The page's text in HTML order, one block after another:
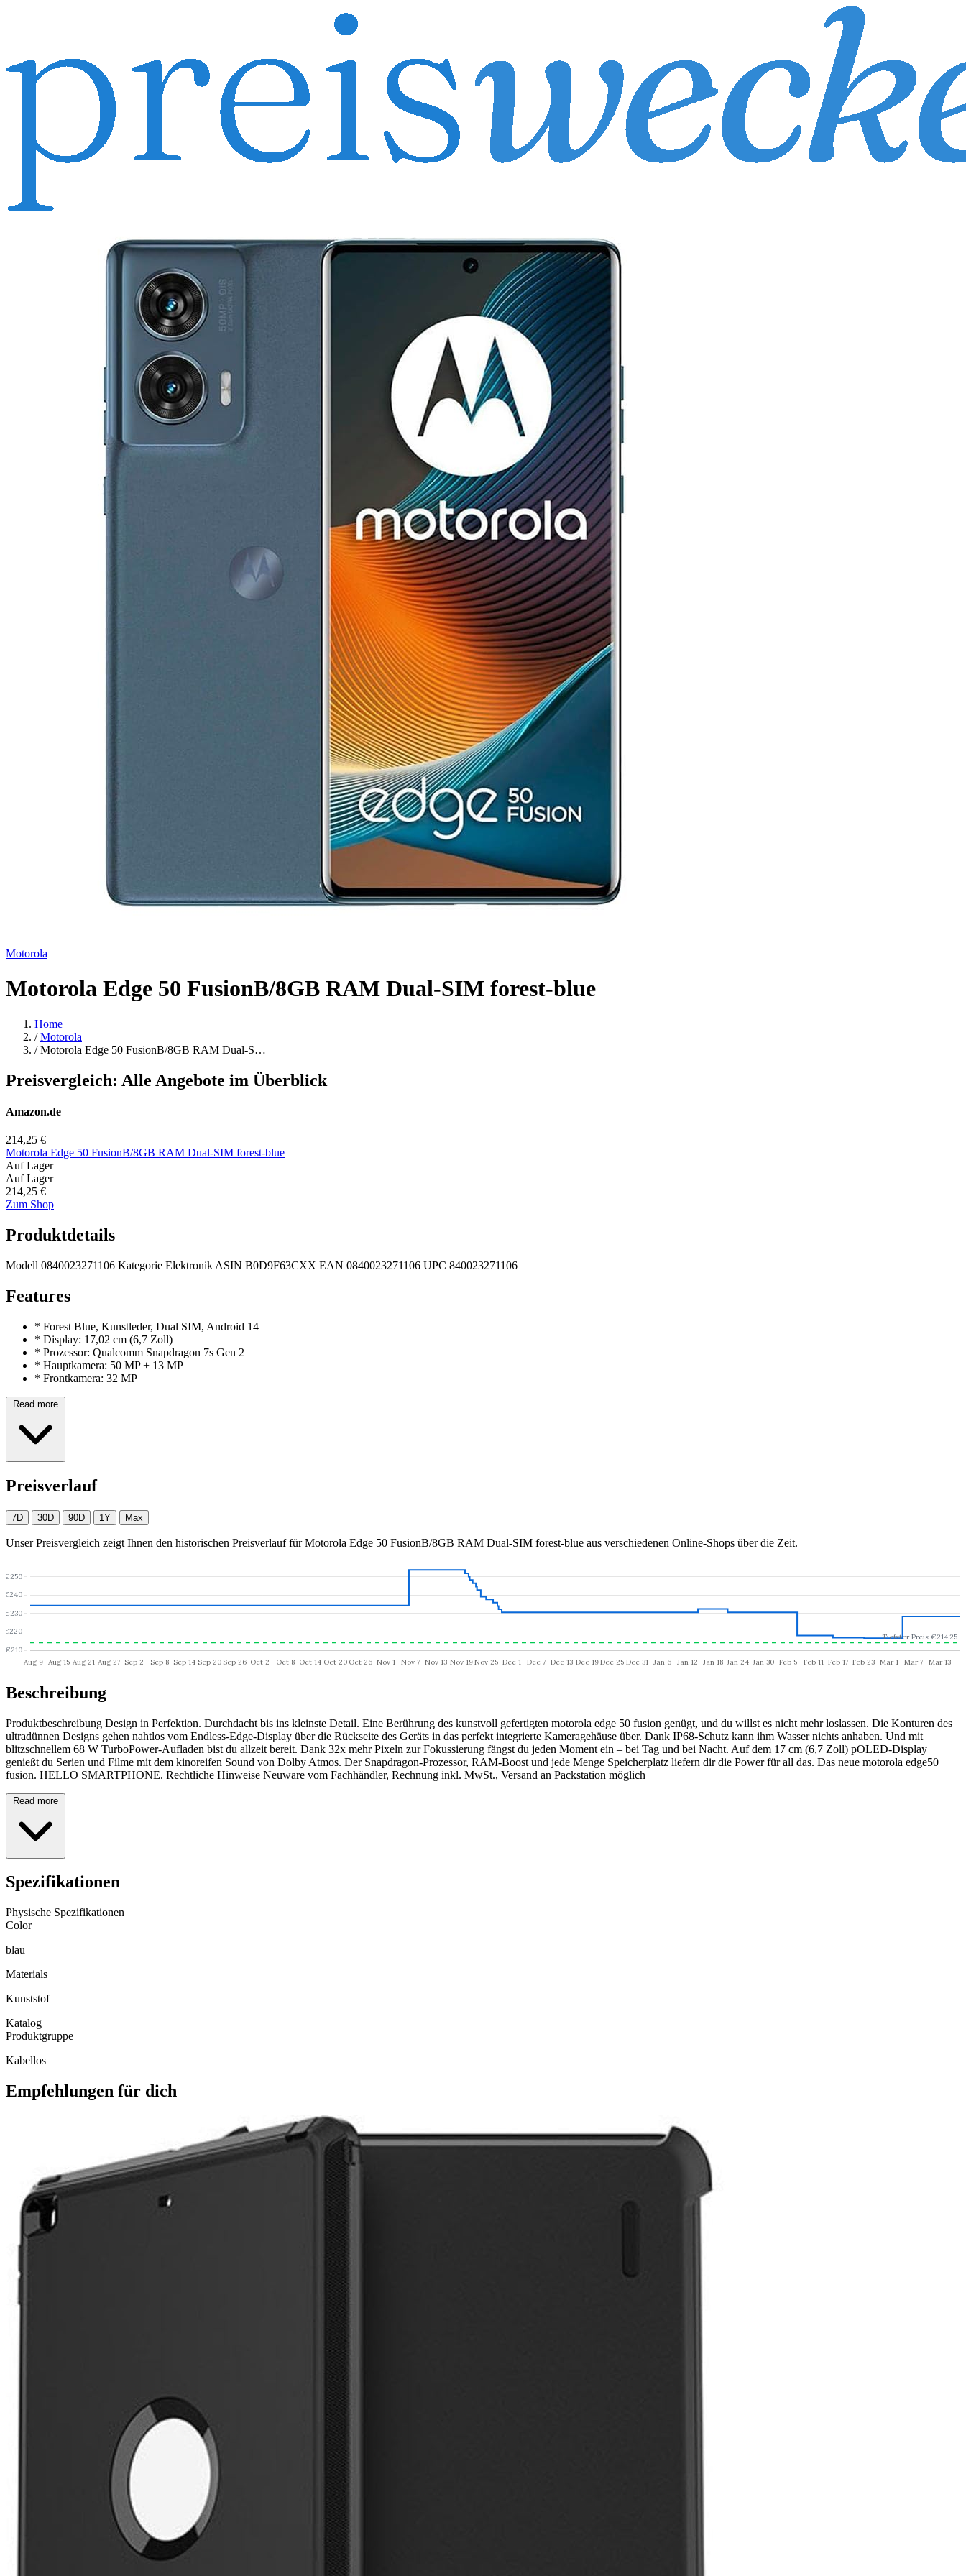
Motorola
Motorola Edge 50 FusionB/8GB RAM Dual-SIM forest-blue
Home
/ Motorola
/ Motorola Edge 50 FusionB/8GB RAM Dual-S…
Preisvergleich: Alle Angebote im Überblick
Amazon.de
214,25 €
Motorola Edge 50 FusionB/8GB RAM Dual-SIM forest-blue
Auf Lager
Auf Lager
214,25 €
Zum Shop
Produktdetails
Modell 0840023271106 Kategorie Elektronik ASIN B0D9F63CXX EAN 0840023271106 UPC 840023271106
Features
* Forest Blue, Kunstleder, Dual SIM, Android 14
* Display: 17,02 cm (6,7 Zoll)
* Prozessor: Qualcomm Snapdragon 7s Gen 2
* Hauptkamera: 50 MP + 13 MP
* Frontkamera: 32 MP
Read more
Preisverlauf
7D 30D 90D 1Y Max
Unser Preisvergleich zeigt Ihnen den historischen Preisverlauf fürMotorola Edge 50 FusionB/8GB RAM Dual-SIM forest-blue aus verschiedenen Online-Shops über die Zeit.
Beschreibung
Produktbeschreibung Design in Perfektion. Durchdacht bis ins kleinste Detail. Eine Berührung des kunstvoll gefertigten motorola edge 50 fusion genügt, und du willst es nicht mehr loslassen. Die Konturen des
ultradünnen Designs gehen nahtlos vom Endless-Edge-Display über die Rückseite des Geräts in das perfekt integrierte Kameragehäuse über. Dank IP68-Schutz kann ihm Wasser nichts anhaben. Und mit
blitzschnellem 68 W TurboPower-Aufladen bist du allzeit bereit. Dank 32x mehr Pixeln zur Fokussierung fängst du jeden Moment ein – bei Tag und bei Nacht. Auf dem 17 cm (6,7 Zoll) pOLED-Display
genießt du Serien und Filme mit dem kinoreifen Sound von Dolby Atmos. Der Snapdragon-Prozessor, RAM-Boost und jede Menge Speicherplatz liefern dir die Power für all das. Das neue motorola edge50
fusion. HELLO SMARTPHONE. Rechtliche Hinweise Neuware vom Fachhändler, Rechnung inkl. MwSt., Versand an Packstation möglich
Read more
Spezifikationen
Physische Spezifikationen
Color
blau
Materials
Kunststof
Katalog
Produktgruppe
Kabellos
Empfehlungen für dich